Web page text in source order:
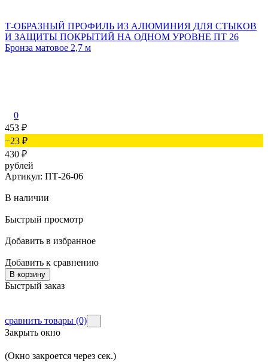
Т-ОБРАЗНЫЙ ПРОФИЛЬ ИЗ АЛЮМИНИЯ ДЛЯ СТЫКОВ
И ЗАЩИТЫ ПОКРЫТИЙ НА ОДНОМ УРОВНЕ ПТ 26
Бронза матовое 2,7 м
0
453 ₽
−23 ₽
430 ₽
рублей
Артикул: ПТ-26-06
В наличии
Быстрый просмотр
Добавить в избранное
Добавить к сравнению
В корзину
Быстрый заказ
сравнить товары (0)
Закрыть окно
(Окно закроется через сек.)